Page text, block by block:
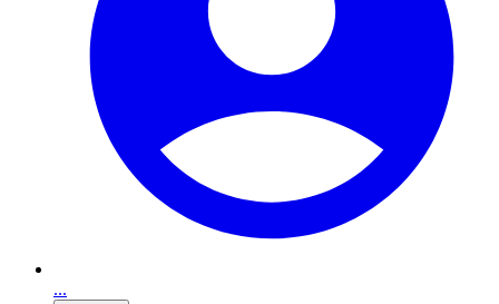
...